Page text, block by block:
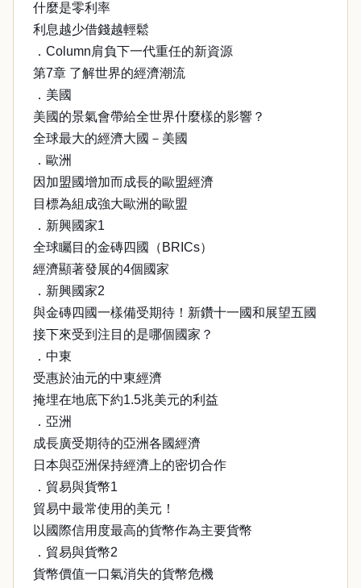
什麼是零利率
利息越少借錢越輕鬆
．Column肩負下一代重任的新資源
第7章 了解世界的經濟潮流
．美國
美國的景氣會帶給全世界什麼樣的影響？
全球最大的經濟大國－美國
．歐洲
因加盟國增加而成長的歐盟經濟
目標為組成強大歐洲的歐盟
．新興國家1
全球矚目的金磚四國（BRICs）
經濟顯著發展的4個國家
．新興國家2
與金磚四國一樣備受期待！新鑽十一國和展望五國
接下來受到注目的是哪個國家？
．中東
受惠於油元的中東經濟
掩埋在地底下約1.5兆美元的利益
．亞洲
成長廣受期待的亞洲各國經濟
日本與亞洲保持經濟上的密切合作
．貿易與貨幣1
貿易中最常使用的美元！
以國際信用度最高的貨幣作為主要貨幣
．貿易與貨幣2
貨幣價值一口氣消失的貨幣危機